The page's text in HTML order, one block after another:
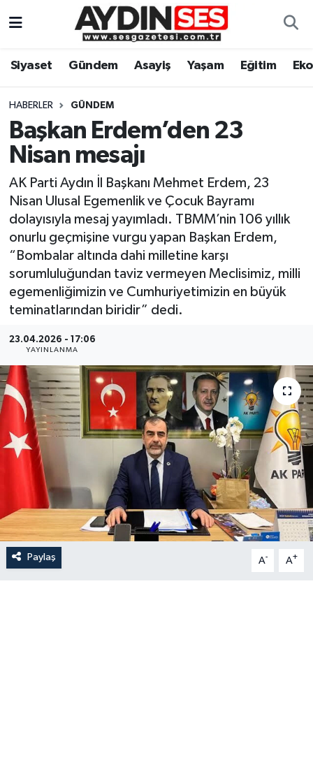
Siyaset Gündem Asayiş Yaşam Eğitim
HABERLER GÜNDEM
Başkan Erdem’den 23
Nisan mesajı
AK Parti Aydın İl Başkanı Mehmet Erdem, 23
Nisan Ulusal Egemenlik ve Çocuk Bayramı
dolayısıyla mesaj yayımladı. TBMM’nin 106 yıllık
onurlu geçmişine vurgu yapan Başkan Erdem,
“Bombalar altında dahi milletine karşı
sorumluluğundan taviz vermeyen Meclisimiz, milli
egemenliğimizin ve Cumhuriyetimizin en büyük
teminatlarından biridir” dedi.
23.04.2026 - 17:06
YAYINLANMA
Paylaş A- A+
Gündem
Siyaset
Ekonomi
Yaşam
Eğitim
Kültür Sanat
Spor
Aydın Hava Durumu
Aydin Namaz Vakitleri
Aydın Trafik Yoğunluk Haritası
Süper Lig Puan Durumu ve Fikstür
Tüm Manşetler
Son Dakika Haberleri
Haber Arşivi